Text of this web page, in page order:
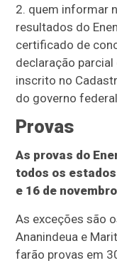
2. quem informar
resultados do
certificado de
declaração
inscrito no
do governo
Provas
As provas do
todos os
e 16 de
As exceções são
Ananindeua e
farão provas em